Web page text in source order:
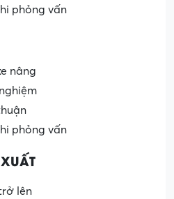
phỏng vấn
nâng
phỏng vấn
lên